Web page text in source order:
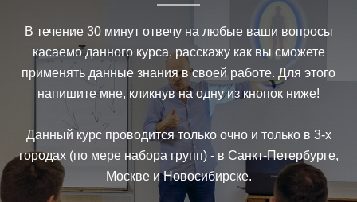
В течение 30 минут отвечу на любые ваши вопросы
касаемо данного курса, расскажу как вы сможете
применять данные знания в своей работе. Для этого
напишите мне, кликнув на одну из кнопок ниже!
Данный курс проводится только очно и только в 3-х
городах (по мере набора групп) - в Санкт-Петербурге,
Москве и Новосибирске.